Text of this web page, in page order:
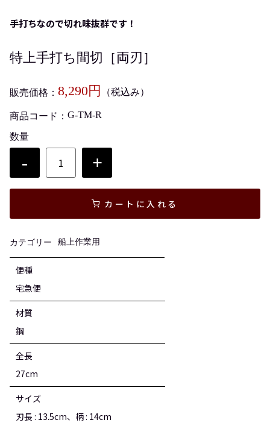
手打ちなので切れ味抜群です！
特上手打ち間切［両刃］
販売価格 8,290円 （税込み）
商品コード G-TM-R
数量
- +
カートに入れる
カテゴリー 船上作業用
便種
宅急便
材質
鋼
全長
27cm
サイズ
刃長 : 13.5cm、柄 : 14cm